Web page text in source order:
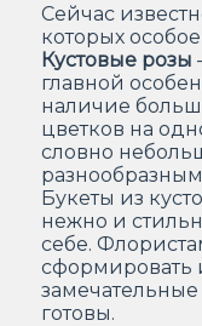
Сейчас
которых
Кустовые розы
главной
наличие
цветков на
словно
Букеты из
нежно и
себе.
сформировать
готовы.